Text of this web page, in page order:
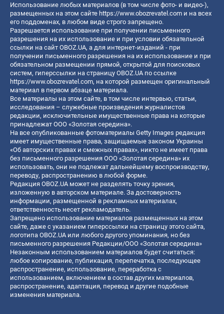
Использование любых материалов (в том числе фото- и видео-),
размещенных на этом сайте https://www.obozrevatel.com и на всех
его поддоменах, в любом виде строго запрещено.
Разрешается использование при получении письменного
разрешения на их использование и при условии обязательной
ссылки на сайт OBOZ.UA, а для интернет-изданий - при
получении письменного разрешения на их использование и при
обязательном размещении прямой, открытой для поисковых
систем, гиперссылки на страницу OBOZ.UA по ссылке
https://www.obozrevatel.com, на которой размещен оригинальный
материал в первом абзаце материала.
Все материалы на этом сайте, в том числе интервью, статьи,
исследования – служебные произведения журналистов
редакции, исключительные имущественные права на которые
принадлежат ООО «Золотая середина».
На все опубликованные фотоматериалы Getty Images редакция
имеет имущественные права, защищаемые законом Украины
«Об авторских правах и смежных правах», никто не имеет права
без письменного разрешения ООО «Золотая середина» их
использовать, они не подлежат дальнейшему воспроизводству,
переводу, распространению в любой форме.
Редакция OBOZ.UA может не разделять точку зрения,
изложенную в авторском материале. За достоверность
информации, размещенной в рекламных материалах,
ответственность несет рекламодатель.
Запрещено использование материалов размещенных на этом
сайте, даже с указанием гиперссылки на страницу этого сайта,
логотипа OBOZ.UA или любого другого упоминания, но без
письменного разрешения Редакции/ООО «Золотая середина»
Незаконным использованием материалов будет считаться:
любое копирование, публикация, перепечатка, последующее
распространение, использование, переработка с
использованием, включением в состав других материалов,
распространение, адаптация, перевод и другие подобные
изменения материала.